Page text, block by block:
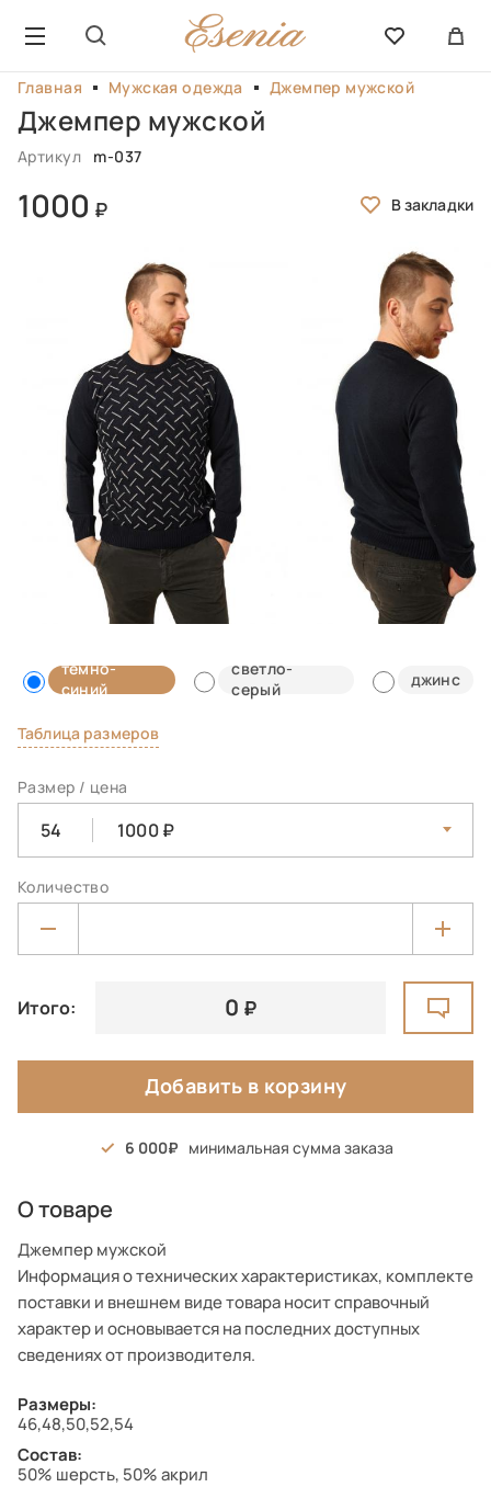
Главная Мужская одежда Джемпер мужской
Джемпер мужской
Артикул m-037
1000
темно-
синий
светло-
серый
джинс
Таблица размеров
Размер / цена
54 1000
Количество
Итого: 0
Добавить в корзину
6 000 минимальная сумма заказа
О товаре
Джемпер мужской
Информация о технических характеристиках, комплекте
поставки и внешнем виде товара носит справочный
характер и основывается на последних доступных
сведениях от производителя.
Размеры:
46,48,50,52,54
Состав:
50% шерсть, 50% акрил